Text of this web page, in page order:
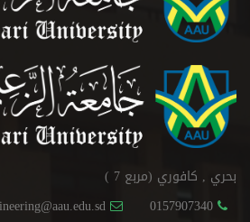
بحري , كافوري (مربع 7 )
0157907340